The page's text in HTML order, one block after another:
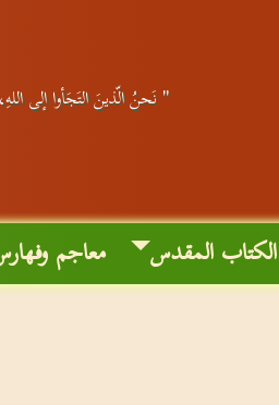
" نَحنُ الّذينَ التَجَأوا إلى
الكتاب المقدس معاجم